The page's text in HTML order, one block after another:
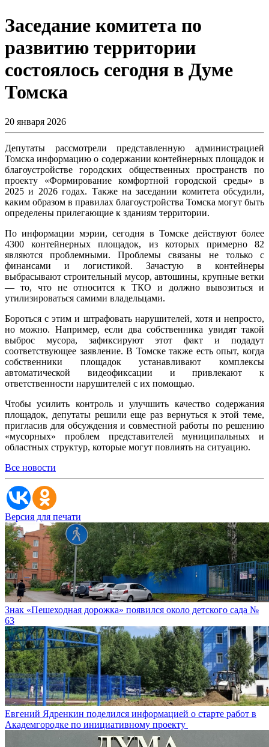
Заседание комитета по
развитию территории
состоялось сегодня в Думе
Томска
20 января 2026
Депутаты рассмотрели представленную администрацией
Томска информацию о содержании контейнерных площадок и
благоустройстве городских общественных пространств по
проекту «Формирование комфортной городской среды» в
2025 и 2026 годах. Также на заседании комитета обсудили,
каким образом в правилах благоустройства Томска могут быть
определены прилегающие к зданиям территории.
По информации мэрии, сегодня в Томске действуют более
4300 контейнерных площадок, из которых примерно 82
являются проблемными. Проблемы связаны не только с
финансами и логистикой. Зачастую в контейнеры
выбрасывают строительный мусор, автошины, крупные ветки
— то, что не относится к ТКО и должно вывозиться и
утилизироваться самими владельцами.
Бороться с этим и штрафовать нарушителей, хотя и непросто,
но можно. Например, если два собственника увидят такой
выброс мусора, зафиксируют этот факт и подадут
соответствующее заявление. В Томске также есть опыт, когда
собственники площадок устанавливают комплексы
автоматической видеофиксации и привлекают к
ответственности нарушителей с их помощью.
Чтобы усилить контроль и улучшить качество содержания
площадок, депутаты решили еще раз вернуться к этой теме,
пригласив для обсуждения и совместной работы по решению
«мусорных» проблем представителей муниципальных и
областных структур, которые могут повлиять на ситуацию.
Все новости
Версия для печати
Знак «Пешеходная дорожка» появился около детского сада №
63
Евгений Ядренкин поделился информацией о старте работ в
Академгородке по инициативному проекту